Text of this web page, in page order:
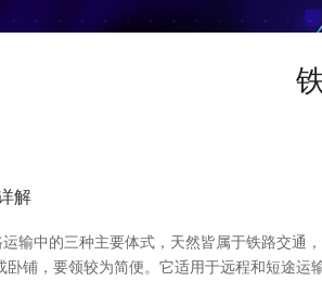
解
输中的三种主要体式，天然皆属于铁路交
卧铺，要领较为简便。它适用于远程和短途